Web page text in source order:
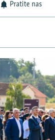
Pratite nas